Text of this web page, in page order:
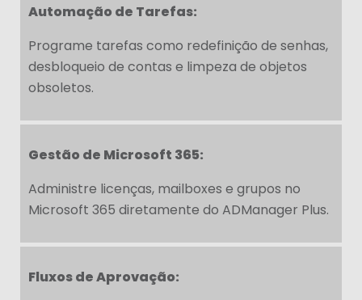
Automação de Tarefas:
Programe tarefas como redefinição de senhas,
desbloqueio de contas e limpeza de objetos
obsoletos.
Gestão de Microsoft 365:
Administre licenças, mailboxes e grupos no
Microsoft 365 diretamente do ADManager Plus.
Fluxos de Aprovação: